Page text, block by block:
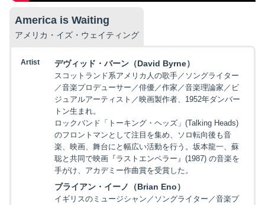
America is Waiting
アメリカ・イズ・ウェイティング
Artist デヴィッド・バーン（David Byrne）
スコットランド系アメリカ人の歌手／ソングライター
／音楽プロデューサー／俳優／作家／音楽理論家／ビ
ジュアルアーティスト／映画製作者、1952年ダンバー
トン生まれ。
ロックバンド「トーキング・ヘッズ」(Talking Heads)
のフロントマンとして注目を集め、ソロ転向後も音
楽、映画、舞台にと幅広い活動を行う。坂本龍一、蘇
聡と共同で映画『ラストエンペラー』(1987) の音楽を
手がけ、アカデミー作曲賞を受賞した。
ブライアン・イーノ（Brian Eno）
イギリスのミュージシャン／ソングライター／音楽プ